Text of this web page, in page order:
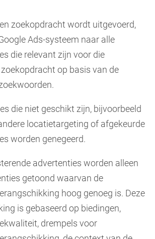
zoekopdracht wordt uitgevoerd,
Ads-systeem naar alle
die relevant zijn voor die
op basis van de
die niet geschikt zijn, bijvoorbeeld
locatietargeting of afgekeurde
worden genegeerd.
advertenties worden alleen
getoond waarvan de
hoog genoeg is. Deze
is gebaseerd op biedingen,
drempels voor